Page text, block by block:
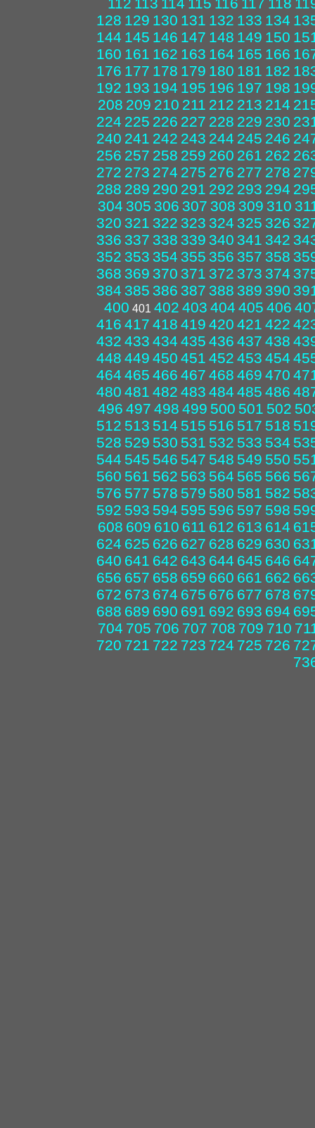
128 129 130 131 132 133 134
144 145 146 147 148 149 150
160 161 162 163 164 165 166
176 177 178 179 180 181 182
192 193 194 195 196 197 198
208 209 210 211 212 213 214
224 225 226 227 228 229 230
240 241 242 243 244 245 246
256 257 258 259 260 261 262
272 273 274 275 276 277 278
288 289 290 291 292 293 294
304 305 306 307 308 309 310
320 321 322 323 324 325 326
336 337 338 339 340 341 342
352 353 354 355 356 357 358
368 369 370 371 372 373 374
384 385 386 387 388 389 390
400 401 402 403 404 405 406
416 417 418 419 420 421 422
432 433 434 435 436 437 438
448 449 450 451 452 453 454
464 465 466 467 468 469 470
480 481 482 483 484 485 486
496 497 498 499 500 501 502
512 513 514 515 516 517 518
528 529 530 531 532 533 534
544 545 546 547 548 549 550
560 561 562 563 564 565 566
576 577 578 579 580 581 582
592 593 594 595 596 597 598
608 609 610 611 612 613 614
624 625 626 627 628 629 630
640 641 642 643 644 645 646
656 657 658 659 660 661 662
672 673 674 675 676 677 678
688 689 690 691 692 693 694
704 705 706 707 708 709 710
720 721 722 723 724 725 726